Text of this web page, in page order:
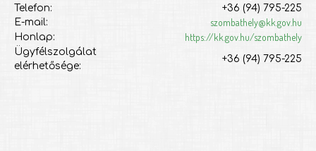
Telefon:
+36 (94) 795-225
E-mail:
szombathely@kk.gov.hu
Honlap: https://kk.gov.hu/szombathely
Ügyfélszolgálat
elérhetősége:
+36 (94) 795-225